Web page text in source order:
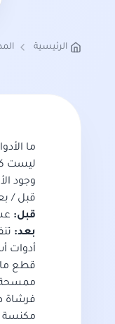
الرئيسية
ما
ليست
وجود
قبل /
قبل:
بعد:
أدوات
قطع
ممسحة
فرشاة
مكنسة